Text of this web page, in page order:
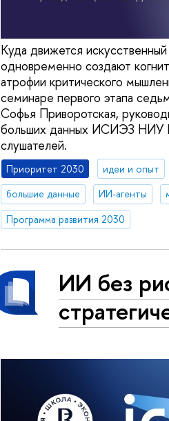
Куда движется
одновременно создают
атрофии критического
семинаре первого этапа
Софья Приворотская,
больших данных ИСИЭЗ НИУ
слушателей.
Приоритет 2030 идеи и опыт
большие данные
ИИ-агенты
Программа развития 2030
ИИ без